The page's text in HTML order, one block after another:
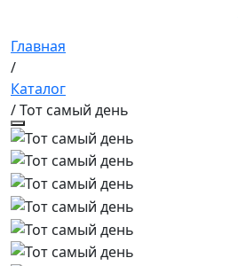
Главная
/
Каталог
/ Тот самый день